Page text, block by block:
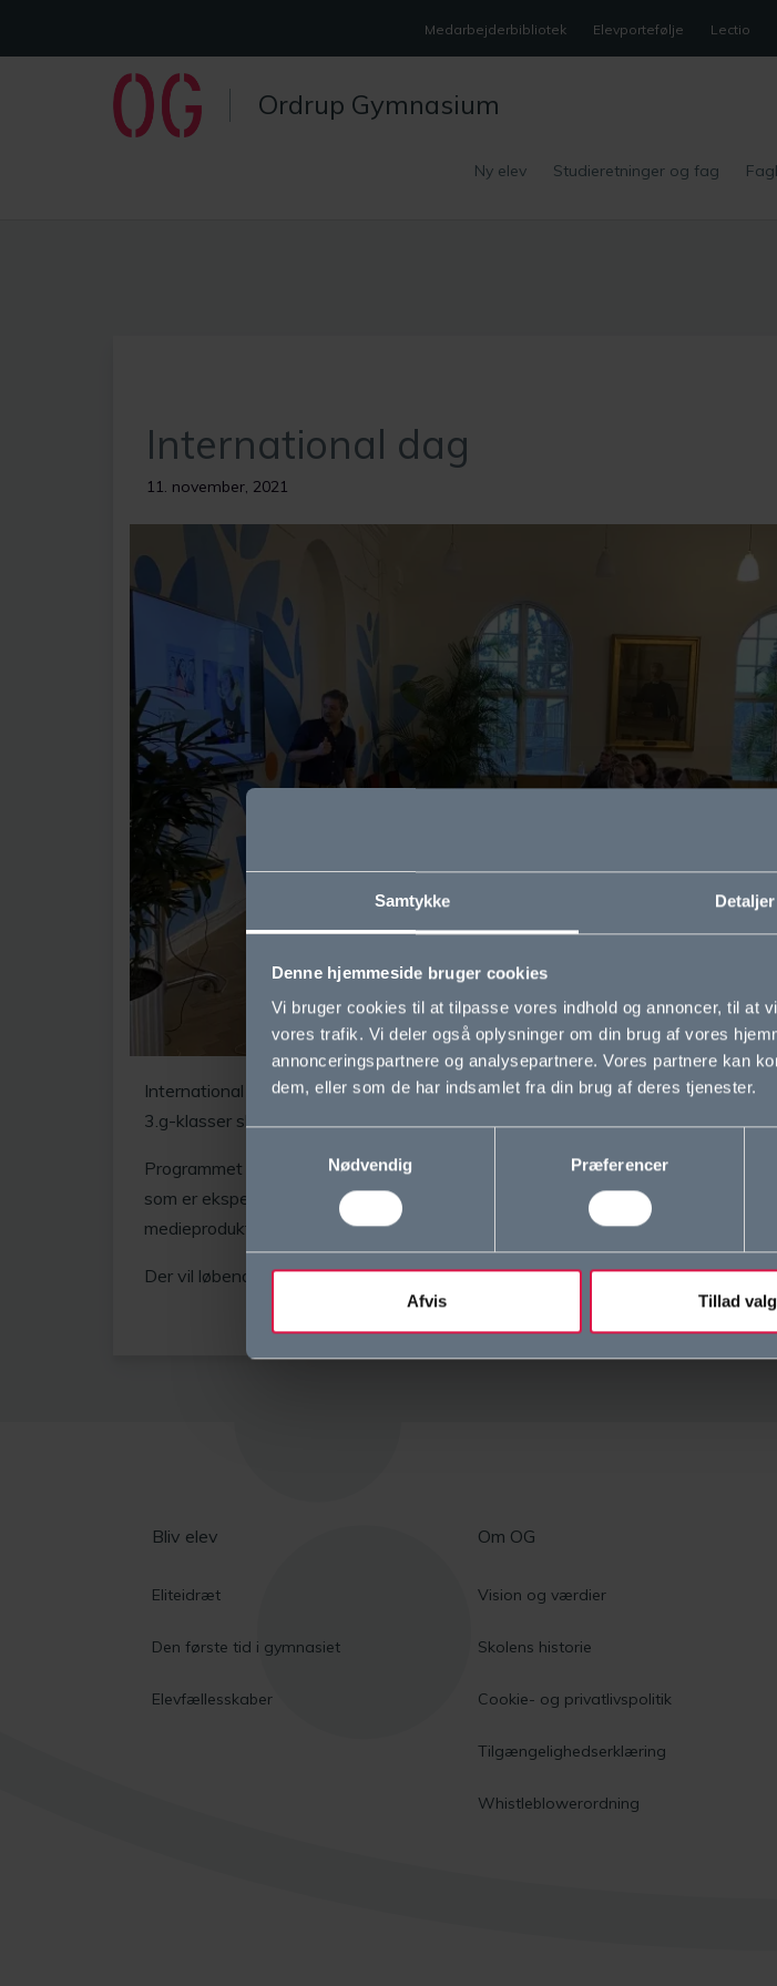
Samtykke Detaljer
Denne hjemmeside bruger cookies
Vi bruger cookies til at tilpasse vores indhold og annoncer, til at
vores trafik. Vi deler også oplysninger om din brug af vores
annonceringspartnere og analysepartnere. Vores partnere kan
dem, eller som de har indsamlet fra din brug af deres tjenester.
Nødvendig
Præferencer
Afvis Tillad
Medarbejderbibliotek Elevportefølje Lectio
Ordrup Gymnasium
Ny elev Studieretninger og fag
International dag
11. november, 2021
International dag tager afsæt i et aktuelt og globalt emne, som udvalgte 2.g-
3.g-klasser skal beskæftige sig med på forskellig vis d. 11. november 2021.
Programmet for dagen vil bestå af mange forskellige foredrag og oplæg af
som er eksperter inden for årets emne. Derudover skal eleverne også selv lave
medieproduktioner, som tager afsæt i dagens emner.
Der vil løbende komme opdateringer og informationer om dagen på Lectio.
Bliv elev
Eliteidræt
Den første tid i gymnasiet
Elevfællesskaber
Om OG
Vision og værdier
Skolens historie
Cookie- og privatlivspolitik
Tilgængelighedserklæring
Whistleblowerordning